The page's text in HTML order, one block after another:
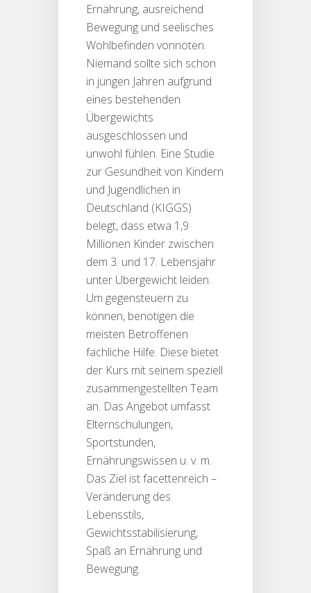
Ernährung, ausreichend
Bewegung und seelisches
Wohlbefinden vonnöten.
Niemand sollte sich schon
in jungen Jahren aufgrund
eines bestehenden
Übergewichts
ausgeschlossen und
unwohl fühlen. Eine Studie
zur Gesundheit von Kindern
und Jugendlichen in
Deutschland (KIGGS)
belegt, dass etwa 1,9
Millionen Kinder zwischen
dem 3. und 17. Lebensjahr
unter Übergewicht leiden.
Um gegensteuern zu
können, benötigen die
meisten Betroffenen
fachliche Hilfe. Diese bietet
der Kurs mit seinem speziell
zusammengestellten Team
an. Das Angebot umfasst
Elternschulungen,
Sportstunden,
Ernährungswissen u. v. m.
Das Ziel ist facettenreich –
Veränderung des
Lebensstils,
Gewichtsstabilisierung,
Spaß an Ernährung und
Bewegung.